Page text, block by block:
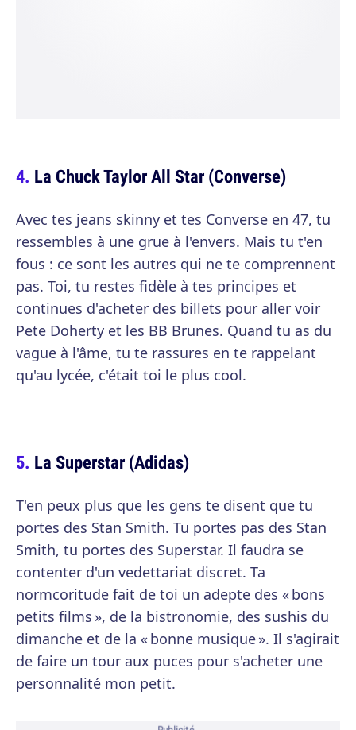
La Chuck Taylor All Star (Converse)
Avec tes jeans skinny et tes Converse en 47, tu
ressembles à une grue à l'envers. Mais tu t'en
fous : ce sont les autres qui ne te comprennent
pas. Toi, tu restes fidèle à tes principes et
continues d'acheter des billets pour aller voir
Pete Doherty et les BB Brunes. Quand tu as du
vague à l'âme, tu te rassures en te rappelant
qu'au lycée, c'était toi le plus cool.
La Superstar (Adidas)
T'en peux plus que les gens te disent que tu
portes des Stan Smith. Tu portes pas des Stan
Smith, tu portes des Superstar. Il faudra se
contenter d'un vedettariat discret. Ta
normcoritude fait de toi un adepte des « bons
petits films », de la bistronomie, des sushis du
dimanche et de la « bonne musique ». Il s'agirait
de faire un tour aux puces pour s'acheter une
personnalité mon petit.